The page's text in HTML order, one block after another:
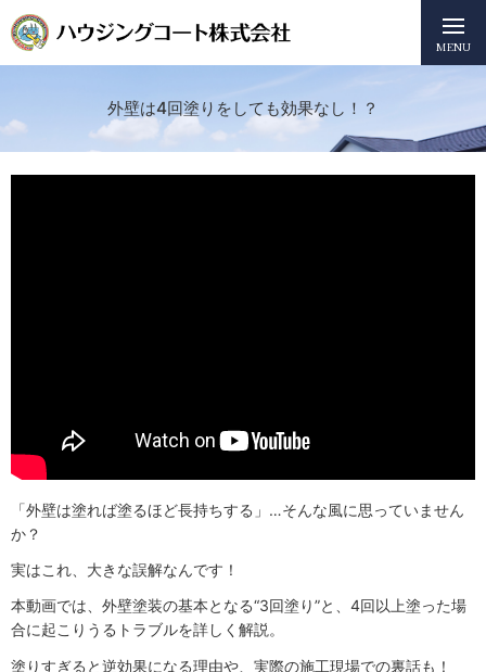
MENU
外壁は4回塗りをしても効果なし！？
「外壁は塗れば塗るほど長持ちする」…そんな風に思っていません
か？
実はこれ、大きな誤解なんです！
本動画では、外壁塗装の基本となる“3回塗り”と、4回以上塗った場
合に起こりうるトラブルを詳しく解説。
塗りすぎると逆効果になる理由や、実際の施工現場での裏話も！